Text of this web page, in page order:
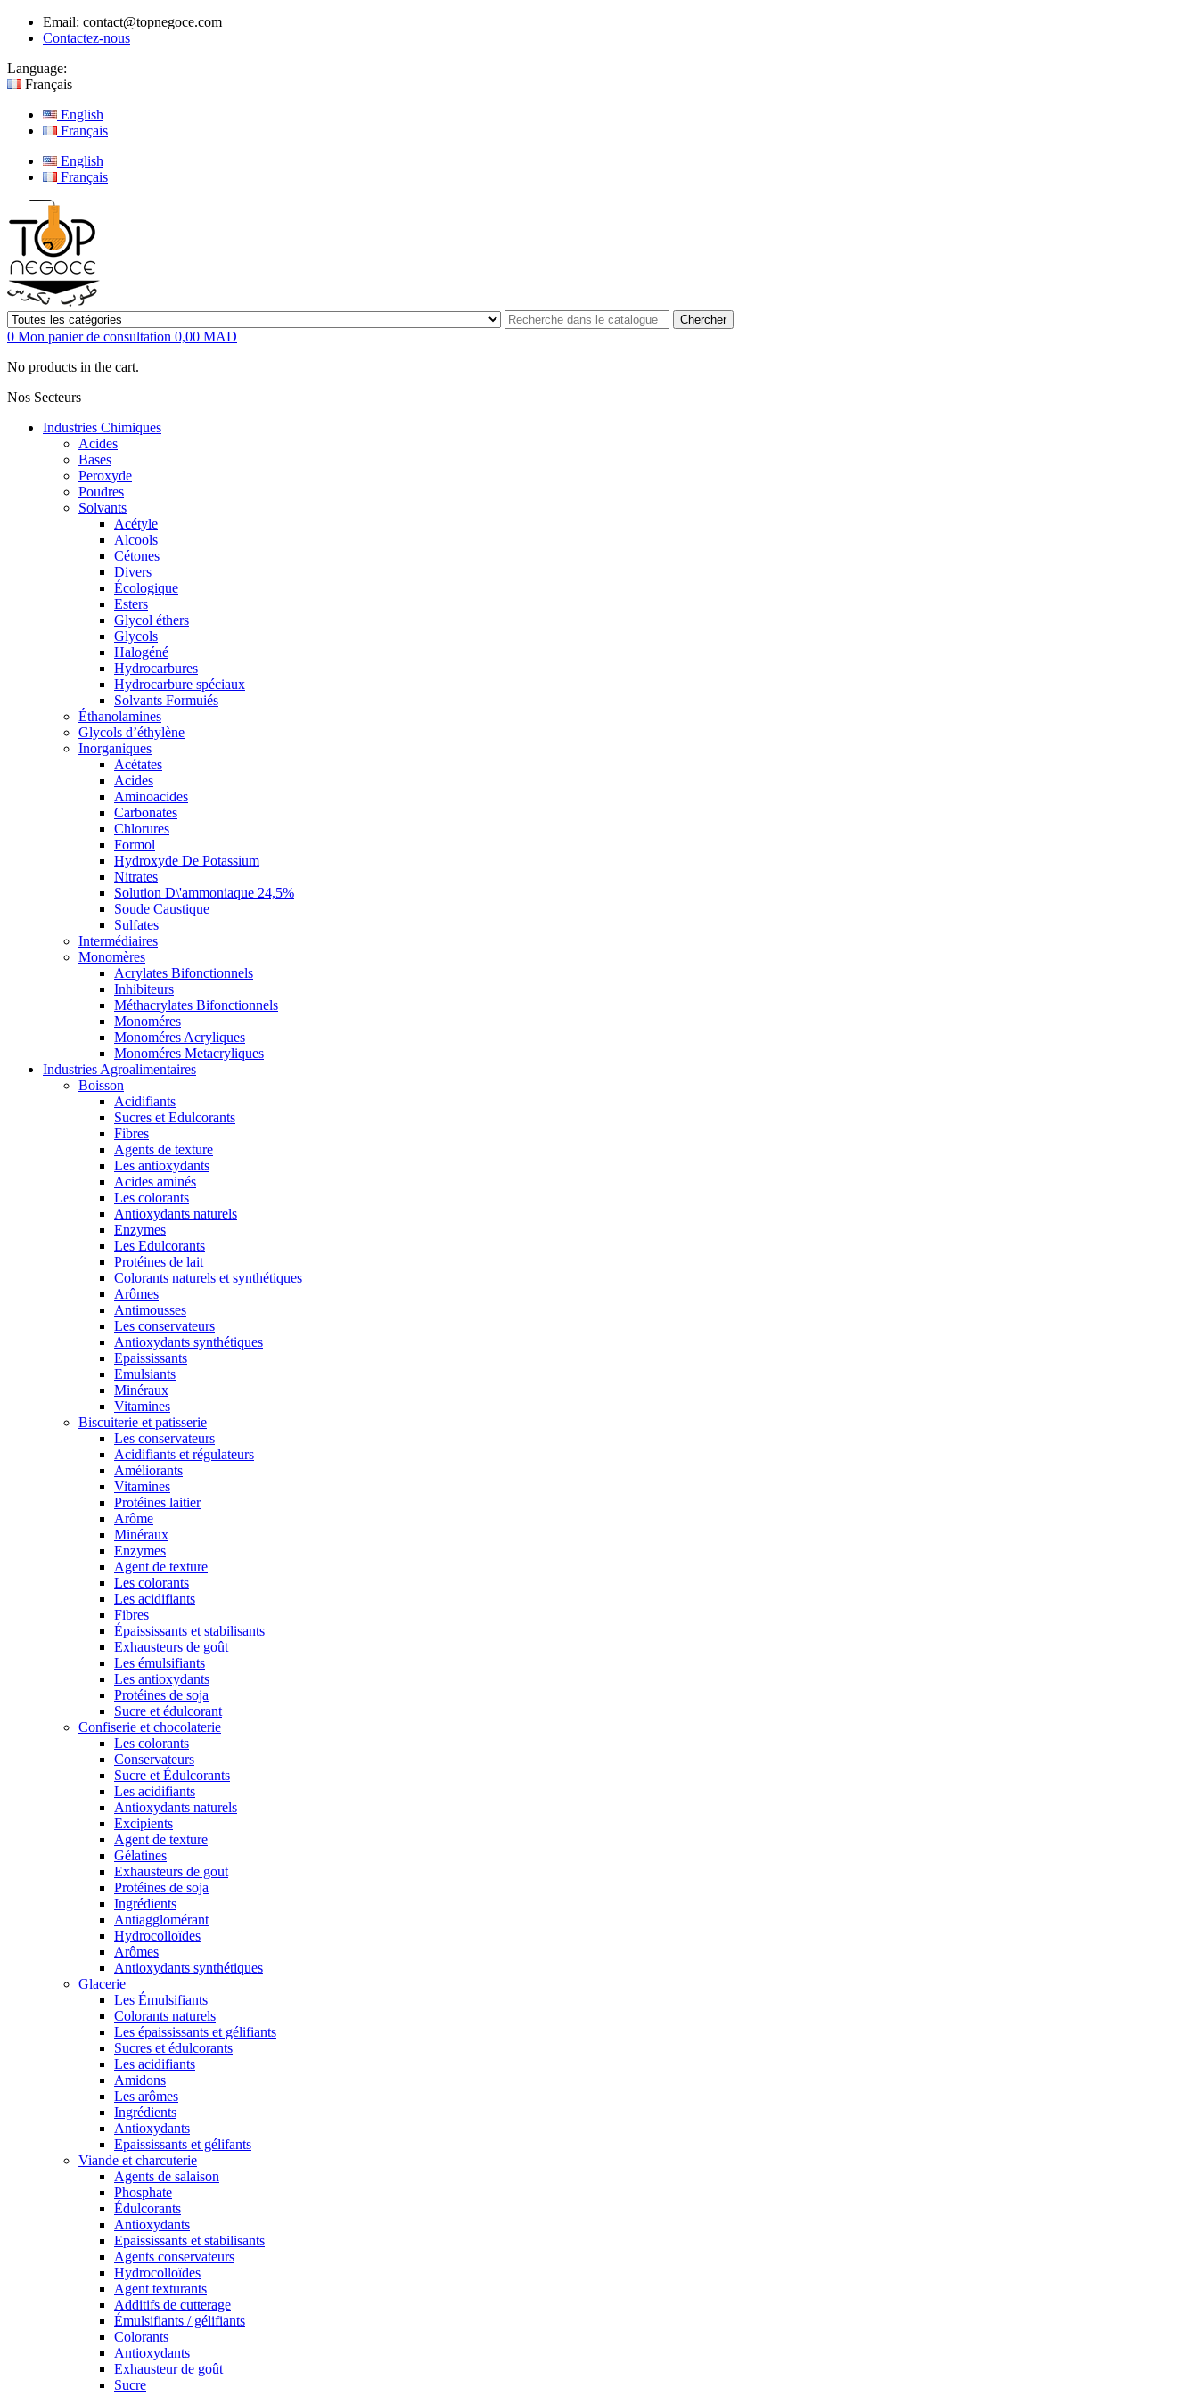
Email: contact@topnegoce.com
Contactez-nous
Language:
Français
English
Français
English
Français
Chercher
0 Mon panier de consultation 0,00 MAD
No products in the cart.
Nos Secteurs
Industries Chimiques
Acides
Bases
Peroxyde
Poudres
Solvants
Acétyle
Alcools
Cétones
Divers
Écologique
Esters
Glycol éthers
Glycols
Halogéné
Hydrocarbures
Hydrocarbure spéciaux
Solvants Formuiés
Éthanolamines
Glycols d’éthylène
Inorganiques
Acétates
Acides
Aminoacides
Carbonates
Chlorures
Formol
Hydroxyde De Potassium
Nitrates
Solution D\'ammoniaque 24,5%
Soude Caustique
Sulfates
Intermédiaires
Monomères
Acrylates Bifonctionnels
Inhibiteurs
Méthacrylates Bifonctionnels
Monoméres
Monoméres Acryliques
Monoméres Metacryliques
Industries Agroalimentaires
Boisson
Acidifiants
Sucres et Edulcorants
Fibres
Agents de texture
Les antioxydants
Acides aminés
Les colorants
Antioxydants naturels
Enzymes
Les Edulcorants
Protéines de lait
Colorants naturels et synthétiques
Arômes
Antimousses
Les conservateurs
Antioxydants synthétiques
Epaississants
Emulsiants
Minéraux
Vitamines
Biscuiterie et patisserie
Les conservateurs
Acidifiants et régulateurs
Améliorants
Vitamines
Protéines laitier
Arôme
Minéraux
Enzymes
Agent de texture
Les colorants
Les acidifiants
Fibres
Épaississants et stabilisants
Exhausteurs de goût
Les émulsifiants
Les antioxydants
Protéines de soja
Sucre et édulcorant
Confiserie et chocolaterie
Les colorants
Conservateurs
Sucre et Édulcorants
Les acidifiants
Antioxydants naturels
Excipients
Agent de texture
Gélatines
Exhausteurs de gout
Protéines de soja
Ingrédients
Antiagglomérant
Hydrocolloïdes
Arômes
Antioxydants synthétiques
Glacerie
Les Émulsifiants
Colorants naturels
Les épaississants et gélifiants
Sucres et édulcorants
Les acidifiants
Amidons
Les arômes
Ingrédients
Antioxydants
Epaississants et gélifants
Viande et charcuterie
Agents de salaison
Phosphate
Édulcorants
Antioxydants
Epaississants et stabilisants
Agents conservateurs
Hydrocolloïdes
Agent texturants
Additifs de cutterage
Émulsifiants / gélifiants
Colorants
Antioxydants
Exhausteur de goût
Sucre